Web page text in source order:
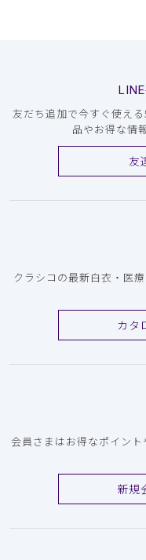
友だち追加で今すぐ使え
品やお得な情
友
クラシコの最新白衣・医
カタ
会員さまはお得なポイン
新規